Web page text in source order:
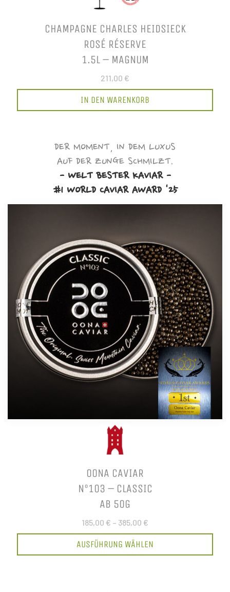
CHAMPAGNE CHARLES HEIDSIECK
ROSÉ RÉSERVE
1.5L – MAGNUM
211,00 €
IN DEN WARENKORB
DER MOMENT, IN DEM LUXUS
AUF DER ZUNGE SCHMILZT.
- WELT BESTER KAVIAR -
#1 WORLD CAVIAR AWARD '25
OONA CAVIAR
N°103 – CLASSIC
AB 50G
185,00 € – 385,00 €
AUSFÜHRUNG WÄHLEN